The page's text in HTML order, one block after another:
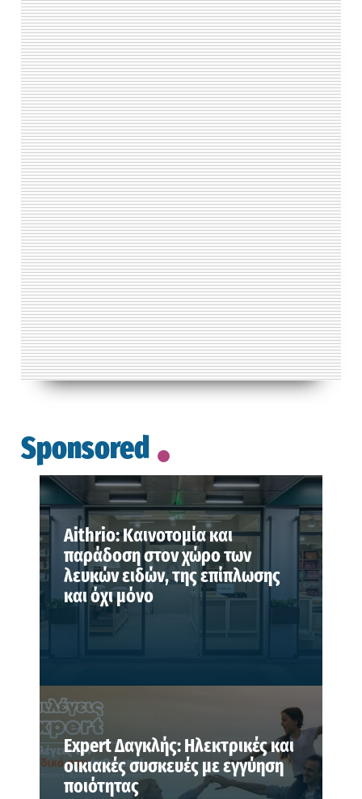
Sponsored
Aithrio: Καινοτομία και
παράδοση στον χώρο των
λευκών ειδών, της επίπλωσης
και όχι μόνο
Expert Δαγκλής: Ηλεκτρικές και
οικιακές συσκευές με εγγύηση
ποιότητας